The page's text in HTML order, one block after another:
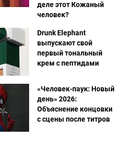
деле этот Кожаный
человек?
Drunk Elephant
выпускают свой
первый тональный
крем с пептидами
«Человек-паук: Новый
день» 2026:
Объяснение концовки
с сцены после титров